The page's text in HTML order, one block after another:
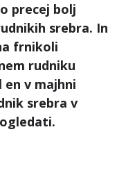
precej bolj
srebra. In
frnikoli
rudniku
en v majhni
srebra v